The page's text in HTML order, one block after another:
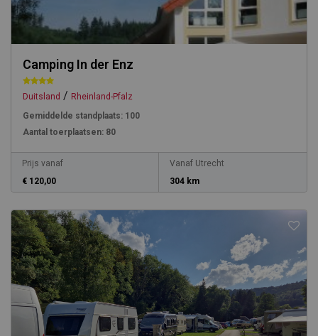
Camping In der Enz
Duitsland / Rheinland-Pfalz
Gemiddelde standplaats: 100
Aantal toerplaatsen: 80
Prijs vanaf
€ 120,00
Vanaf Utrecht
304 km